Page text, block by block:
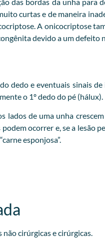
curtas e de maneira
A onicocriptose
devido a um defeito
dedo e eventuais sinais
o 1º dedo do pé (hálux).
de uma unha
ocorrer e, se a
esponjosa”.
cirúrgicas e cirúrgicas.